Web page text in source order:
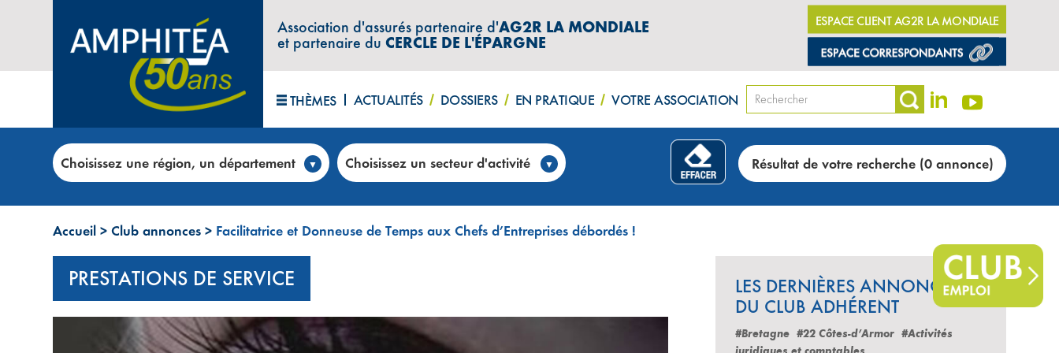
Association d'assurés partenaire d'AG2R LA MONDIALE
et partenaire duCERCLE DE L'ÉPARGNE
ESPACE CLIENT AG2R LA MONDIALE
THÈMES ACTUALITÉS DOSSIERS EN PRATIQUE VOTRE ASSOCIATION
Choisissez une région, un département Choisissez un secteur d'activité Résultat de votre recherche (0 annonce)
Accueil > Club annonces > Facilitatrice et Donneuse de Temps aux Chefs d’Entreprises débordés !
PRESTATIONS DE SERVICE
LES DERNIÈRES ANNONCES
DU CLUB ADHÉRENT
#Bretagne #22 Côtes-d’Armor #Activités